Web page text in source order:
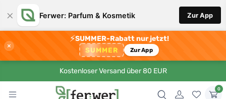
× Ferwer: Parfum & Kosmetik Zur App
×
⚡SUMMER-Rabatt nur jetzt!
SUMMER Zur App
Kostenloser Versand über 80 EUR
0